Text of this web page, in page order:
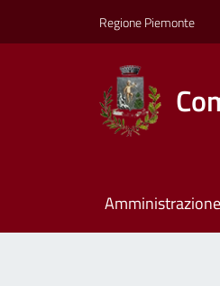
Regione Piemonte
Amministrazione